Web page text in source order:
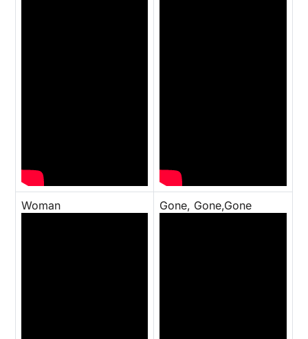
Woman Gone, Gone,Gone